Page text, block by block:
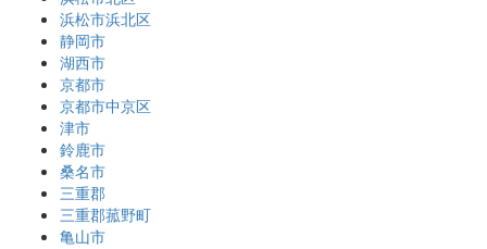
浜松市浜北区
静岡市
湖西市
京都市
京都市中京区
津市
鈴鹿市
桑名市
三重郡
三重郡菰野町
亀山市